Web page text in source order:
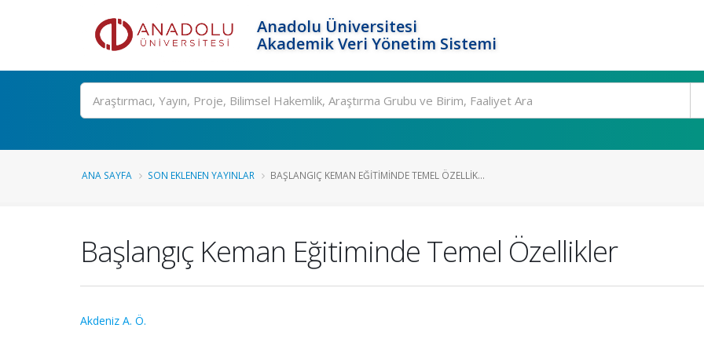
Anadolu Üniversitesi
Akademik Veri Yönetim Sistemi
Ara
ANA SAYFA SON EKLENEN YAYINLAR BAŞLANGIÇ KEMAN EĞITIMINDE TEMEL ÖZELLIK...
Başlangıç Keman Eğitiminde Temel Özellikler
Akdeniz A. Ö.